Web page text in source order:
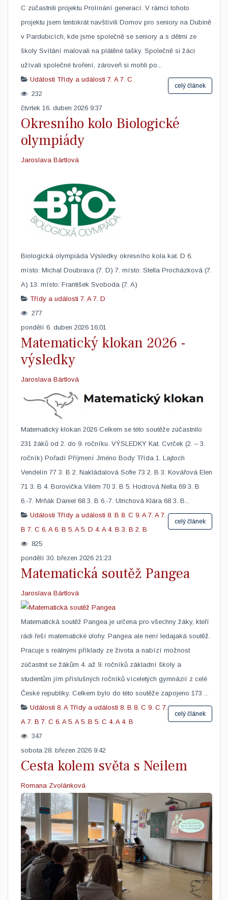
C zúčastnili projektu Prolínání generací. V rámci tohoto
projektu jsem tentokrát navštívili Domov pro seniory na Dubině
v Pardubicích, kde jsme společně se seniory a s dětmi ze
školy Svítání malovali na plátěné tašky. Společně si žáci
užívali společné tvoření, zároveň si mohli po...
celý článek
Události Třídy a události 7. A 7. C
232
čtvrtek 16. duben 2026 9:37
Okresního kolo Biologické
olympiády
Jaroslava Bártlová
Biologická olympiáda Výsledky okresního kola kat. D 6.
místo: Michal Doubrava (7. D) 7. místo: Stella Procházková (7.
A) 13. místo: František Svoboda (7. A)
Třídy a události 7. A 7. D
277
pondělí 6. duben 2026 16:01
Matematický klokan 2026 -
výsledky
Jaroslava Bártlová
Matematický klokan 2026 ​Celkem se této soutěže zúčastnilo
231 žáků od 2. do 9. ročníku. VÝSLEDKY Kat. Cvrček (2. – 3.
ročník) Pořadí Příjmení Jméno Body Třída 1. Lajtoch
Vendelín 77 3. B 2. Nakládalová Sofie 73 2. B 3. Kovářová Elen
71 3. B 4. Borovička Vilém 70 3. B 5. Hodrová Nella 69 3. B
6.-7. Mrňák Daniel 68 3. B 6.-7. Ulrichová Klára 68 3. B...
celý článek
Události Třídy a události 8. B 8. C 9. A 7. A 7.
B 7. C 6. A 6. B 5. A 5. D 4. A 4. B 3. B 2. B
825
pondělí 30. březen 2026 21:23
Matematická soutěž Pangea
Jaroslava Bártlová
Matematická soutěž Pangea je určena pro všechny žáky, kteří
rádi řeší matematické úlohy. Pangea ale není ledajaká soutěž.
Pracuje s reálnými příklady ze života a nabízí možnost
zúčastnit se žákům 4. až 9. ročníků základní školy a
studentům jím příslušných ročníků víceletých gymnázií z celé
České republiky.​ Celkem bylo do této soutěže zapojeno 173 ...
celý článek
Události 8. A Třídy a události 8. B 8. C 9. C 7.
A 7. B 7. C 6. A 5. A 5. B 5. C 4. A 4. B
347
sobota 28. březen 2026 9:42
Cesta kolem světa s Neilem
Romana Zvolánková